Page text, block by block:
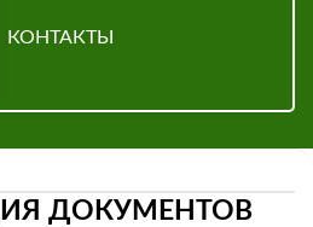
КОНТАКТЫ
ДОКУМЕНТОВ